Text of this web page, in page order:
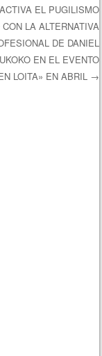
EL PUGILISMO
LA ALTERNATIVA
DE DANIEL
EN EL EVENTO
LOITA» EN ABRIL →